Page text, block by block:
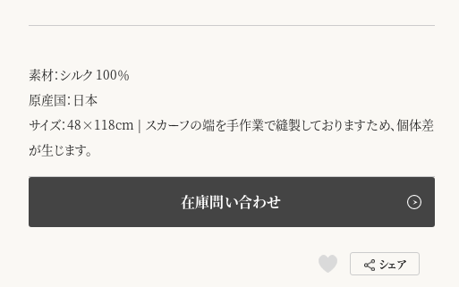
素材：シルク 100％
原産国：日本
サイズ：48×118cm | スカーフの端を手作業で縫製しておりますため、個体差
が生じます。
在庫問い合わせ
シェア